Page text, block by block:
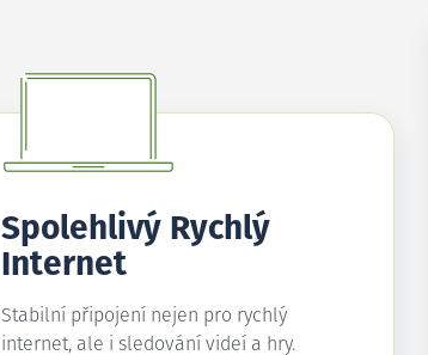
Spolehlivý Rychlý
Internet
Stabilní připojení nejen pro rychlý
internet, ale i sledování videí a hry.